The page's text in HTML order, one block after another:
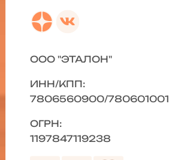
ООО "ЭТАЛОН"
ИНН/КПП:
7806560900/780601001
ОГРН:
1197847119238